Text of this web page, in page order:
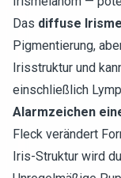
Das diffuse
Pigmentierung,
Irisstruktur und
einschließlich
Alarmzeichen
Fleck verändert
Iris-Struktur wird